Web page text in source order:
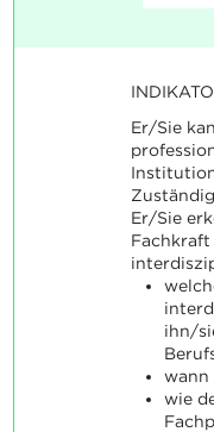
Er/Sie
Er/Sie
ihn/
wann
wie